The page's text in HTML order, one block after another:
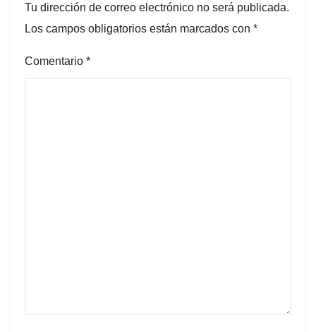
Tu dirección de correo electrónico no será publicada.
Los campos obligatorios están marcados con *
Comentario *